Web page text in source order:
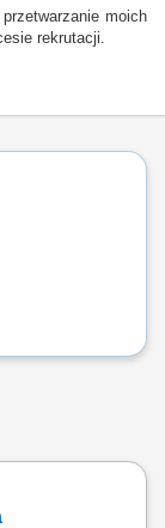
moich
rekrutacji.